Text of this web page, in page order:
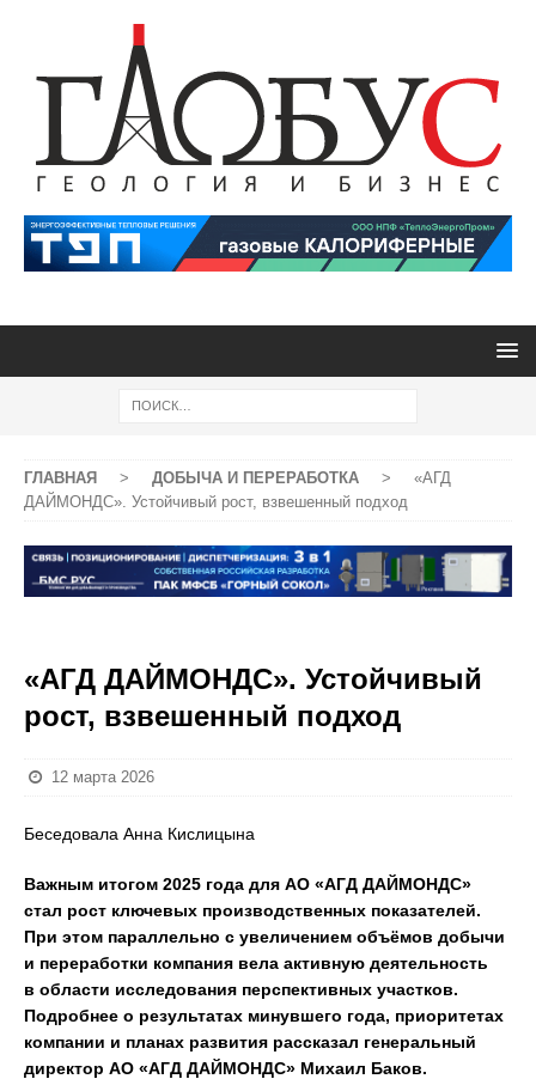
ГЛАВНАЯ > ДОБЫЧА И ПЕРЕРАБОТКА >
«АГД
ДАЙМОНДС». Устойчивый рост, взвешенный подход
«АГД ДАЙМОНДС». Устойчивый
рост, взвешенный подход
12 марта 2026
Беседовала Анна Кислицына
Важным итогом 2025 года для АО «АГД ДАЙМОНДС»
стал рост ключевых производственных показателей.
При этом параллельно с увеличением объёмов добычи
и переработки компания вела активную деятельность
в области исследования перспективных участков.
Подробнее о результатах минувшего года, приоритетах
компании и планах развития рассказал генеральный
директор АО «АГД ДАЙМОНДС» Михаил Баков.